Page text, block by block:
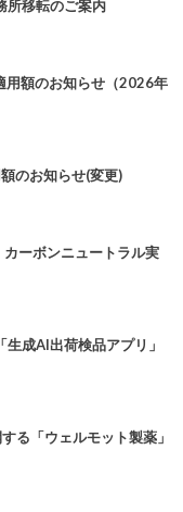
所移転のご案内
用額のお知らせ（2026年
のお知らせ(変更)
ーボンニュートラル実
成AI出荷検品アプリ」
る「ウェルモット製薬」